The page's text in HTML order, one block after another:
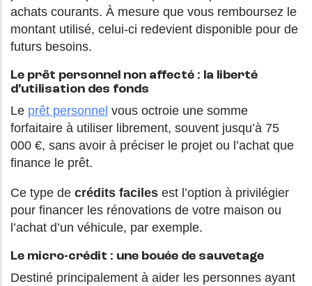
achats courants. À mesure que vous remboursez le
montant utilisé, celui-ci redevient disponible pour de
futurs besoins.
Le prêt personnel non affecté : la liberté
d’utilisation des fonds
Le prêt personnel vous octroie une somme
forfaitaire à utiliser librement, souvent jusqu’à 75
000 €, sans avoir à préciser le projet ou l’achat que
finance le prêt.
Ce type de crédits faciles est l’option à privilégier
pour financer les rénovations de votre maison ou
l’achat d’un véhicule, par exemple.
Le micro-crédit : une bouée de sauvetage
Destiné principalement à aider les personnes ayant